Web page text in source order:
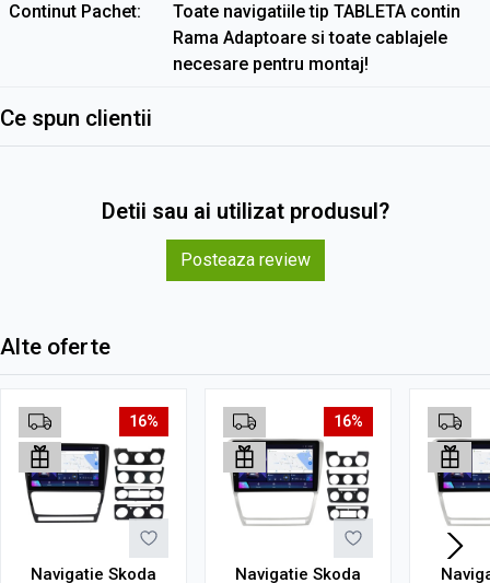
Continut Pachet
Toate navigatiile tip TABLETA contin
Rama Adaptoare si toate cablajele
necesare pentru montaj!
Ce spun clientii
Detii sau ai utilizat produsul?
Posteaza review
Alte oferte
16%
Navigatie Skoda
16%
Navigatie Skoda